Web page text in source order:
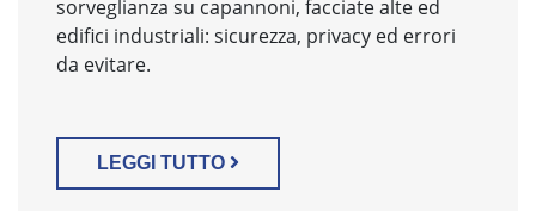
sorveglianza su capannoni, facciate alte ed
edifici industriali: sicurezza, privacy ed errori
da evitare.
LEGGI TUTTO